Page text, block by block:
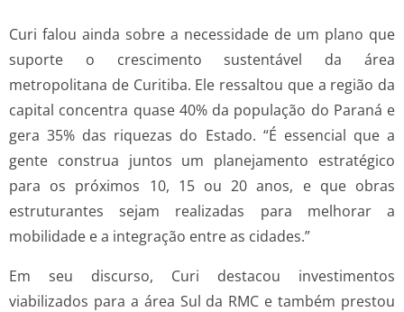
Curi falou ainda sobre a necessidade de um plano que
suporte o crescimento sustentável da área
metropolitana de Curitiba. Ele ressaltou que a região da
capital concentra quase 40% da população do Paraná e
gera 35% das riquezas do Estado. “É essencial que a
gente construa juntos um planejamento estratégico
para os próximos 10, 15 ou 20 anos, e que obras
estruturantes sejam realizadas para melhorar a
mobilidade e a integração entre as cidades.”
Em seu discurso, Curi destacou investimentos
viabilizados para a área Sul da RMC e também prestou